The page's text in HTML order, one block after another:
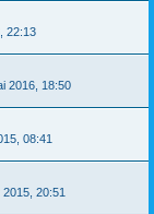
22:13
2016, 18:50
08:41
20:51